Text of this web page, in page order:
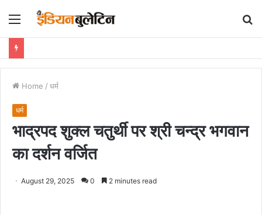
Menu
Home / धर्म
धर्म
भाद्रपद शुक्ल चतुर्थी पर श्री चन्द्र भगवान
का दर्शन वर्जित
August 29, 2025 0 2 minutes read